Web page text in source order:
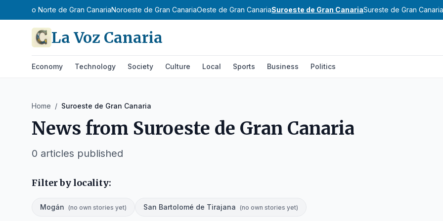
Centro Norte de Gran CanariaNoroeste de Gran CanariaOeste de Gran CanariaSuroeste de Gran CanariaSureste de Gran Canaria
La Voz Canaria
Economy Technology Society Culture Local Sports Business Politics
Home / Suroeste de Gran Canaria
News from Suroeste de Gran Canaria
0 articles published
Filter by locality:
Mogán (no own stories yet) San Bartolomé de Tirajana (no own stories yet)